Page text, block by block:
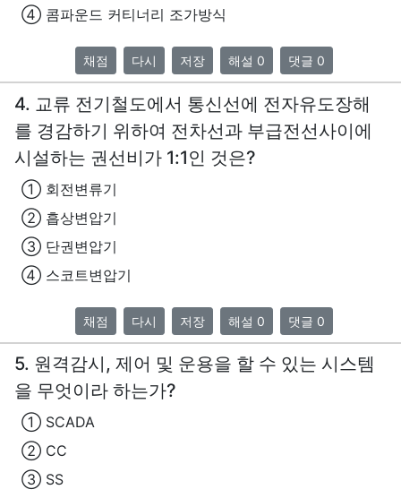
④ 콤파운드 커티너리 조가방식
채점 다시 저장 해설 0 댓글 0
4. 교류 전기철도에서 통신선에 전자유도장해
를 경감하기 위하여 전차선과 부급전선사이에
시설하는 권선비가 1:1인 것은?
① 회전변류기
② 흡상변압기
③ 단권변압기
④ 스코트변압기
채점 다시 저장 해설 0 댓글 0
5. 원격감시, 제어 및 운용을 할 수 있는 시스템
을 무엇이라 하는가?
① SCADA
② CC
③ SS